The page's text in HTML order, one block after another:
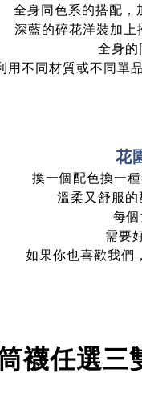
全身同色系的搭配，
全身的
用不同材質或不同單
花
換一個配色換一
溫柔又舒服
每
需要
如果你也喜歡我
襪任選三